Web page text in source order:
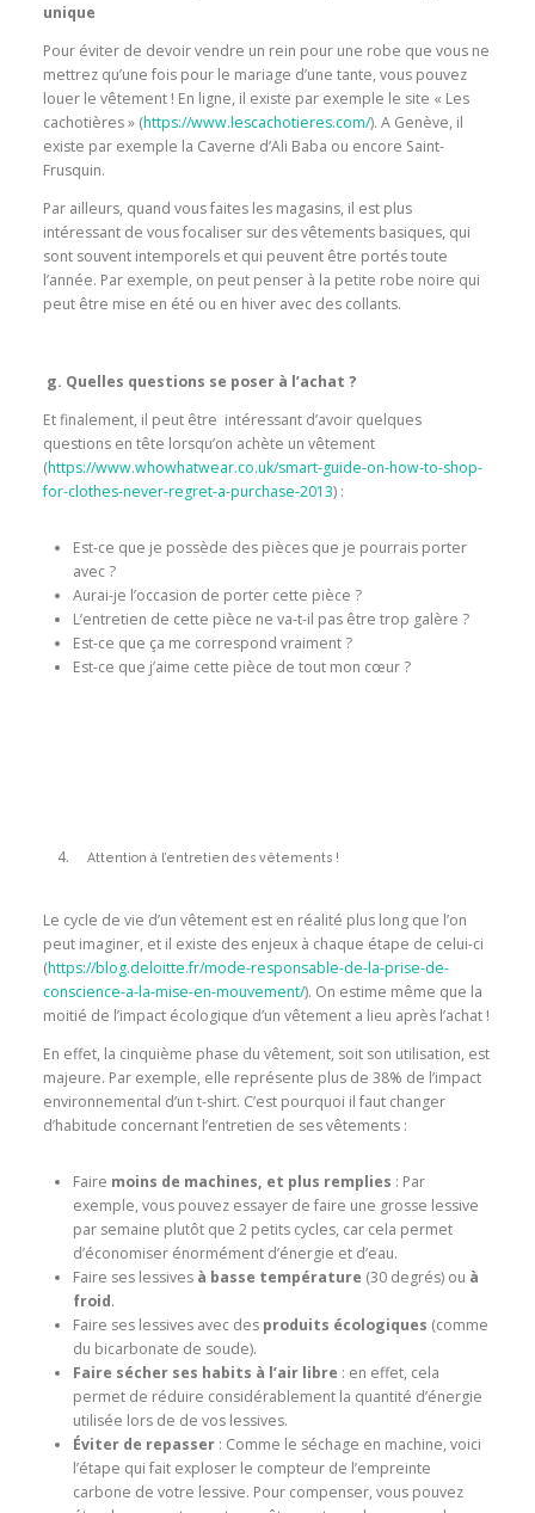
unique
Pour éviter de devoir vendre un rein pour une robe que vous ne
mettrez qu’une fois pour le mariage d’une tante, vous pouvez
louer le vêtement ! En ligne, il existe par exemple le site « Les
cachotières » (https://www.lescachotieres.com/). A Genève, il
existe par exemple la Caverne d’Ali Baba ou encore Saint-
Frusquin.
Par ailleurs, quand vous faites les magasins, il est plus
intéressant de vous focaliser sur des vêtements basiques, qui
sont souvent intemporels et qui peuvent être portés toute
l’année. Par exemple, on peut penser à la petite robe noire qui
peut être mise en été ou en hiver avec des collants.
g. Quelles questions se poser à l’achat ?
Et finalement, il peut être intéressant d’avoir quelques
questions en tête lorsqu’on achète un vêtement
(https://www.whowhatwear.co.uk/smart-guide-on-how-to-shop-
for-clothes-never-regret-a-purchase-2013) :
Est-ce que je possède des pièces que je pourrais porter
avec ?
Aurai-je l’occasion de porter cette pièce ?
L’entretien de cette pièce ne va-t-il pas être trop galère ?
Est-ce que ça me correspond vraiment ?
Est-ce que j’aime cette pièce de tout mon cœur ?
Attention à l’entretien des vêtements !
Le cycle de vie d’un vêtement est en réalité plus long que l’on
peut imaginer, et il existe des enjeux à chaque étape de celui-ci
(https://blog.deloitte.fr/mode-responsable-de-la-prise-de-
conscience-a-la-mise-en-mouvement/). On estime même que la
moitié de l’impact écologique d’un vêtement a lieu après l’achat !
En effet, la cinquième phase du vêtement, soit son utilisation, est
majeure. Par exemple, elle représente plus de 38% de l’impact
environnemental d’un t-shirt. C’est pourquoi il faut changer
d’habitude concernant l’entretien de ses vêtements :
Faire moins de machines, et plus remplies : Par
exemple, vous pouvez essayer de faire une grosse lessive
par semaine plutôt que 2 petits cycles, car cela permet
d’économiser énormément d’énergie et d’eau.
Faire ses lessives à basse température (30 degrés) ou à
froid.
Faire ses lessives avec des produits écologiques (comme
du bicarbonate de soude).
Faire sécher ses habits à l’air libre : en effet, cela
permet de réduire considérablement la quantité d’énergie
utilisée lors de de vos lessives.
Éviter de repasser : Comme le séchage en machine, voici
l’étape qui fait exploser le compteur de l’empreinte
carbone de votre lessive. Pour compenser, vous pouvez